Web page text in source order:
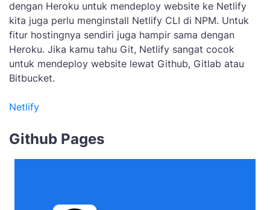
dengan Heroku untuk mendeploy website ke Netlify
kita juga perlu menginstall Netlify CLI di NPM. Untuk
fitur hostingnya sendiri juga hampir sama dengan
Heroku. Jika kamu tahu Git, Netlify sangat cocok
untuk mendeploy website lewat Github, Gitlab atau
Bitbucket.
Netlify
Github Pages